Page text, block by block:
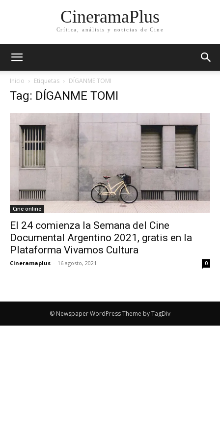
CineramaPlus
Crítica, análisis y noticias de Cine
Inicio Etiquetas DÍGANME TOMI
Tag: DÍGANME TOMI
Cine online
El 24 comienza la Semana del Cine
Documental Argentino 2021, gratis en la
Plataforma Vivamos Cultura
Cineramaplus - 16 agosto, 2021 0
© Newspaper WordPress Theme by TagDiv